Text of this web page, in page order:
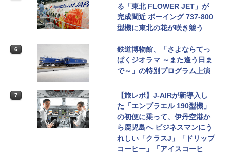
る「東北 FLOWER JET」が
完成間近 ボーイング 737-800
型機に東北の花が咲き競う
6
鉄道博物館、「さよならてっ
ぱくジオラマ ～また逢う日ま
で～」の特別プログラム上演
7
【旅レポ】J-AIRが新導入し
た「エンブラエル 190型機」
の初便に乗って、伊丹空港か
ら鹿児島へ ビジネスマンにう
れしい「クラスJ」「ドリップ
コーヒー」「アイスコーヒ